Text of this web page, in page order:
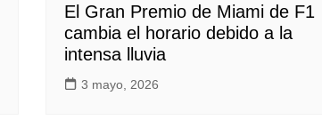
El Gran Premio de Miami de F1
cambia el horario debido a la
intensa lluvia
3 mayo, 2026